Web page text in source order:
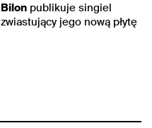
Bilon publikuje singiel
zwiastujący jego nową płytę